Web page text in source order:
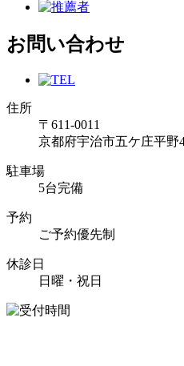
お問い合わせ
住所
〒611-0011
京都府宇治市五ケ庄平野
駐車場
5台完備
予約
ご予約優先制
休診日
日曜・祝日